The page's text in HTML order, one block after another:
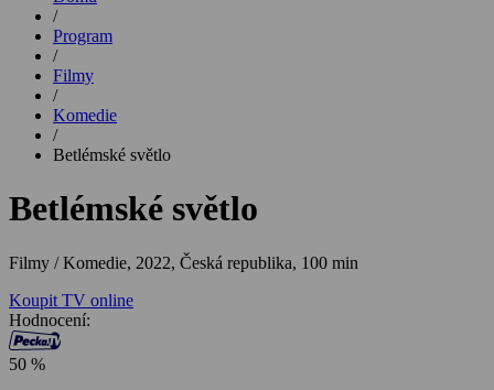
/
Program
/
Filmy
/
Komedie
/
Betlémské světlo
Betlémské světlo
Filmy / Komedie, 2022, Česká republika, 100 min
Koupit TV online
Hodnocení:
50 %